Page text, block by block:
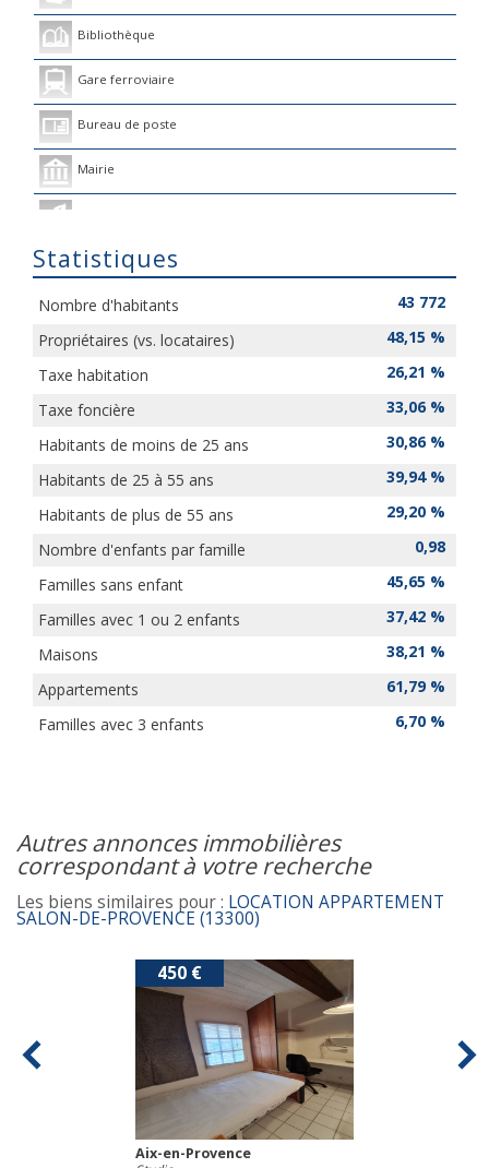
Bibliothèque
Gare ferroviaire
Bureau de poste
Mairie
Statistiques
Nombre d'habitants
43 772
Propriétaires (vs. locataires)
48,15 %
Taxe habitation
26,21 %
Taxe foncière
33,06 %
Habitants de moins de 25 ans
30,86 %
Habitants de 25 à 55 ans
39,94 %
Habitants de plus de 55 ans
29,20 %
Nombre d'enfants par famille
0,98
Familles sans enfant
45,65 %
Familles avec 1 ou 2 enfants
37,42 %
Maisons
38,21 %
Appartements
61,79 %
Familles avec 3 enfants
6,70 %
autres annonces immobilières
correspondant à votre recherche
Les biens similaires pour : LOCATION APPARTEMENT
SALON-DE-PROVENCE (13300)
450 €
Aix-en-Provence